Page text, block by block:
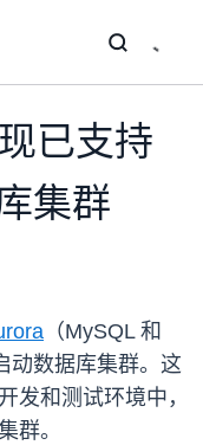
已支持
集群
（MySQL 和
动数据库集群。这
发和测试环境中，
群。